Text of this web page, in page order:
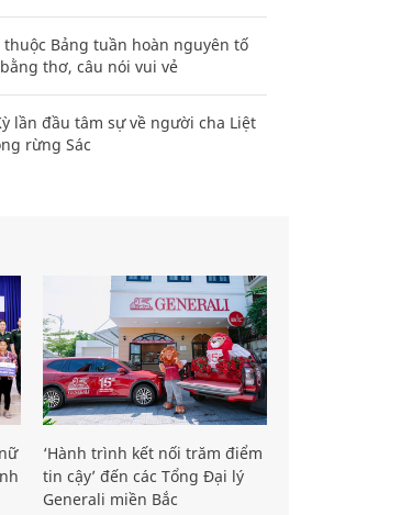
thuộc Bảng tuần hoàn nguyên tố
thơ, câu nói vui vẻ
lần đầu tâm sự về người cha Liệt
rừng Sác
‘Hành trình kết nối trăm điểm
tin cậy’ đến các Tổng Đại lý
Generali miền Bắc